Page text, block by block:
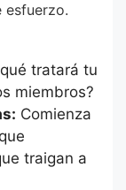
esfuerzo.
tratará tu
miembros?
Comienza
traigan a